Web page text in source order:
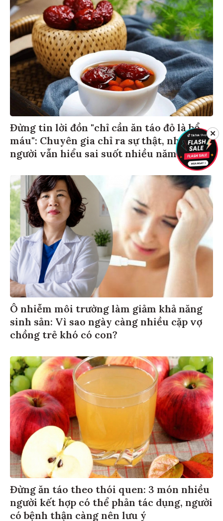
Đừng tin lời đồn "chỉ cần ăn táo đỏ là bổ
máu": Chuyên gia chỉ ra sự thật, nhiều
người vẫn hiểu sai suốt nhiều năm
Ô nhiễm môi trường làm giảm khả năng
sinh sản: Vì sao ngày càng nhiều cặp vợ
chồng trẻ khó có con?
Đừng ăn táo theo thói quen: 3 món nhiều
người kết hợp có thể phản tác dụng, người
có bệnh thận càng nên lưu ý
✕